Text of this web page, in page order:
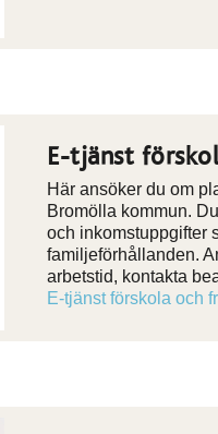
E-tjänst
Här ansöker du om
Bromölla kommun.
och inkomstuppgifter
familjeförhållanden.
arbetstid, kontakta
E-tjänst förskola och